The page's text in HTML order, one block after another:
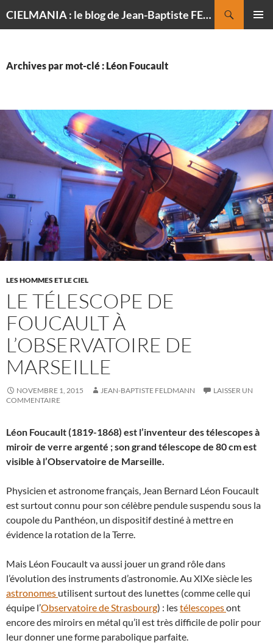
CIELMANIA : le blog de Jean-Baptiste FELDMANN, photographe du ciel
Archives par mot-clé : Léon Foucault
LES HOMMES ET LE CIEL
LE TÉLESCOPE DE
FOUCAULT À
L’OBSERVATOIRE DE
MARSEILLE
NOVEMBRE 1, 2015 JEAN-BAPTISTE FELDMANN
LAISSER UN
COMMENTAIRE
Léon Foucault (1819-1868) est l’inventeur des télescopes à
miroir de verre argenté ; son grand télescope de 80 cm est
visible à l’Observatoire de Marseille.
Physicien et astronome français, Jean Bernard Léon Foucault
est surtout connu pour son célèbre pendule suspendu sous la
coupole du Panthéon, un dispositif destiné à mettre en
évidence la rotation de la Terre.
Mais Léon Foucault va aussi jouer un grand rôle dans
l’évolution des instruments d’astronomie. Au XIXe siècle les
astronomes utilisent surtout des lunettes (comme celle qui
équipe l’Observatoire de Strasbourg) : lestélescopesont
encore des miroirs en métal qu’il est très difficile de polir pour
leur donner une forme parabolique parfaite.